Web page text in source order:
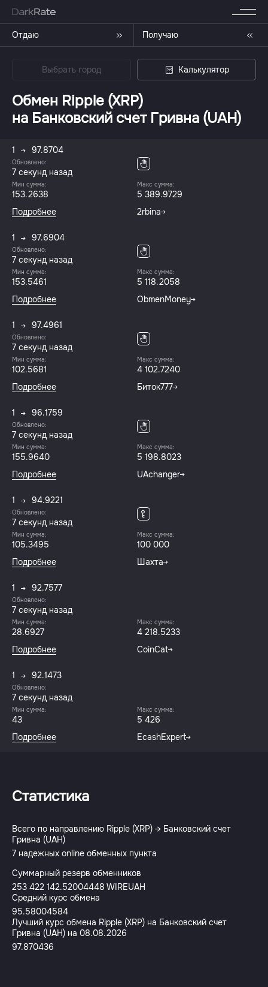
Отдаю Получаю
Выбрать город Калькулятор
Обмен Ripple (XRP)
на Банковский счет Гривна (UAH)
1 97.8704
Обновлено:
7 секунд назад
Мин сумма:
153.2638
Макс сумма:
5 389.9729
Подробнее
2rbina
1 97.6904
Обновлено:
7 секунд назад
Мин сумма:
153.5461
Макс сумма:
5 118.2058
Подробнее
ObmenMoney
1 97.4961
Обновлено:
7 секунд назад
Мин сумма:
102.5681
Макс сумма:
4 102.7240
Подробнее
Биток777
1 96.1759
Обновлено:
7 секунд назад
Мин сумма:
155.9640
Макс сумма:
5 198.8023
Подробнее
UAchanger
1 94.9221
Обновлено:
7 секунд назад
Мин сумма:
105.3495
Макс сумма:
100 000
Подробнее
Шахта
1 92.7577
Обновлено:
7 секунд назад
Мин сумма:
28.6927
Макс сумма:
4 218.5233
Подробнее
CoinCat
1 92.1473
Обновлено:
7 секунд назад
Мин сумма:
43
Макс сумма:
5 426
Подробнее
EcashExpert
Статистика
Всего по направлению Ripple (XRP) → Банковский счет
Гривна (UAH)
7 надежных online обменных пункта
Суммарный резерв обменников
253 422 142.52004448 WIREUAH
Средний курс обмена
95.58004584
Лучший курс обмена Ripple (XRP) на Банковский счет
Гривна (UAH) на 08.08.2026
97.870436